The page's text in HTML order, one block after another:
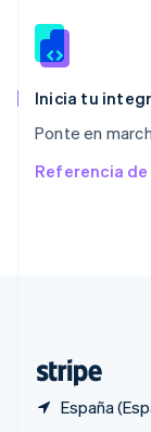
Inicia tu
Ponte en
Referencia de
España
RAE de
Reino Unido
English
English
English